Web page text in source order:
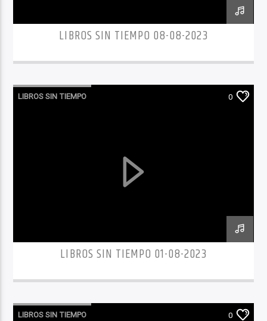
LIBROS SIN TIEMPO 08-08-2023
LIBROS SIN TIEMPO 0
LIBROS SIN TIEMPO 01-08-2023
LIBROS SIN TIEMPO 0